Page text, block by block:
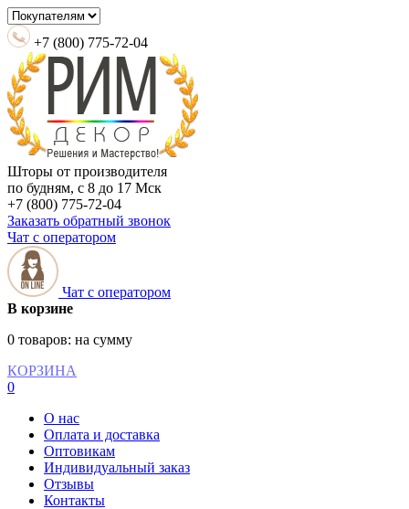
+7 (800) 775-72-04
Шторы от производителя
по будням, с 8 до 17 Мск
+7 (800) 775-72-04
Заказать обратный звонок
Чат с оператором
Чат с оператором
В корзине
0 товаров: на сумму
КОРЗИНА
0
О нас
Оплата и доставка
Оптовикам
Индивидуальный заказ
Отзывы
Контакты